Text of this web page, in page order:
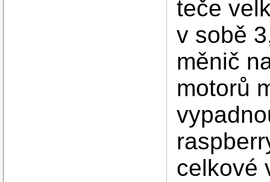
teče
v sobě
měnič
motorů
celkové